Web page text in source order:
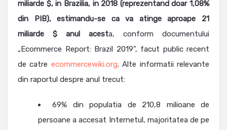
miliarde $, in Brazilia, in 2018 (reprezentand doar 1,08%
din PIB), estimandu-se ca va atinge aproape 21
miliarde $ anul acesta, conform documentului
„Ecommerce Report: Brazil 2019”, facut public recent
de catre ecommercewiki.org. Alte informatii relevante
din raportul despre anul trecut:
69% din populatia de 210,8 milioane de
persoane a accesat Internetul, majoritatea de pe